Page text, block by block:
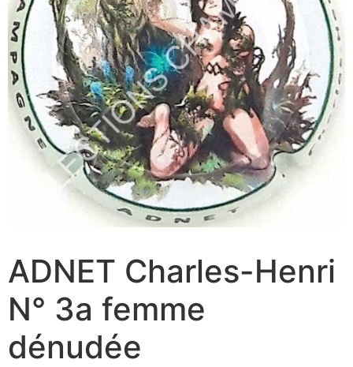
ADNET Charles-Henri
N° 3a femme
dénudée